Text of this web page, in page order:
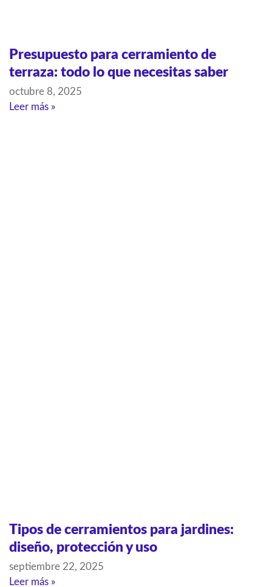
Presupuesto para cerramiento de
terraza: todo lo que necesitas saber
octubre 8, 2025
Leer más »
Tipos de cerramientos para jardines:
diseño, protección y uso
septiembre 22, 2025
Leer más »